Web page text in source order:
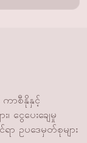
ာစီနိုနှင့်
ငွေပေးချေမှု
ဥပဒေမှတ်စုများ